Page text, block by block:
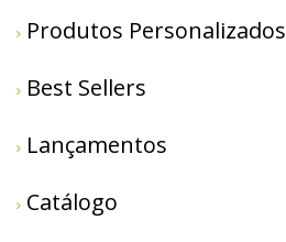
Produtos Personalizados
Best Sellers
Lançamentos
Catálogo